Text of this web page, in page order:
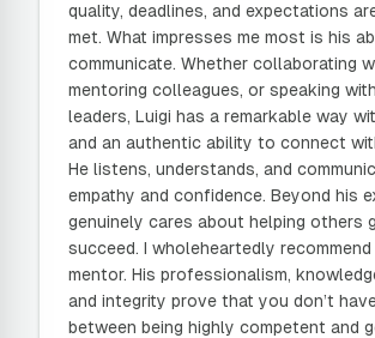
quality, deadlines, and expectations
met. What impresses me most is his
communicate. Whether collaborating
mentoring colleagues, or speaking
leaders, Luigi has a remarkable way
and an authentic ability to connect
He listens, understands, and
empathy and confidence. Beyond his
genuinely cares about helping others
succeed. I wholeheartedly recommend
mentor. His professionalism,
and integrity prove that you don’t
between being highly competent and